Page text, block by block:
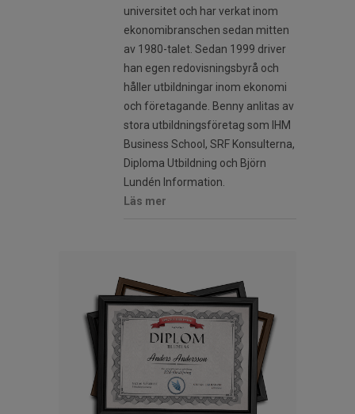
universitet och har verkat inom
ekonomibranschen sedan mitten
av 1980-talet. Sedan 1999 driver
han egen redovisningsbyrå och
håller utbildningar inom ekonomi
och företagande. Benny anlitas av
stora utbildningsföretag som IHM
Business School, SRF Konsulterna,
Diploma Utbildning och Björn
Lundén Information.
Läs mer